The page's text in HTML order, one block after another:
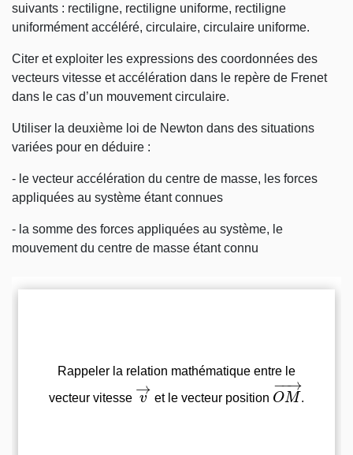
suivants : rectiligne, rectiligne uniforme, rectiligne
uniformément accéléré, circulaire, circulaire uniforme.
Citer et exploiter les expressions des coordonnées des
vecteurs vitesse et accélération dans le repère de Frenet
dans le cas d’un mouvement circulaire.
Utiliser la deuxième loi de Newton dans des situations
variées pour en déduire :
- le vecteur accélération du centre de masse, les forces
appliquées au système étant connues
- la somme des forces appliquées au système, le
mouvement du centre de masse étant connu
Questions